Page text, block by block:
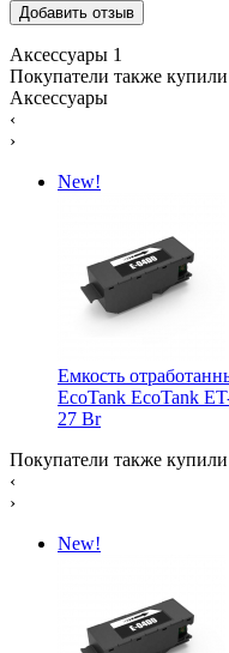
Аксессуары 1
Покупатели также купили
Аксессуары
‹
›
New!
Емкость
EcoTank EcoTank
27 Br
Покупатели также купили
‹
›
New!